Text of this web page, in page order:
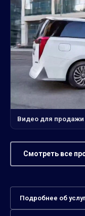
Видео для продажи
Смотреть все
Подробнее об